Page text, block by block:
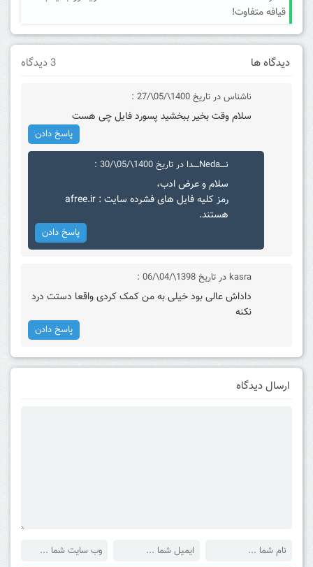
قیافه متفاوت!
دیدگاه ها 3 دیدگاه
ناشناس در تاریخ 1400\/05\/27 :
سلام وقت بخیر ببخشید پسورد فایل چی هست
پاسخ دادن
نــــNedaــــدا در تاریخ 1400\/05\/30 :
سلام و عرض ادب،
رمز کلیه فایل های فشرده سایت : afree.ir
هستند.
پاسخ دادن
kasra در تاریخ 1398\/04\/06 :
داداش عالی بود خیلی به من کمک کردی واقعا دستت درد
نکنه
پاسخ دادن
ارسال دیدگاه